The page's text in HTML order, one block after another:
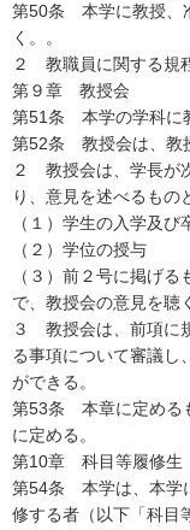
第50条 本学に教授、
く。。
２ 教職員に関する規
第９章 教授会
第51条 本学の学科に
第52条 教授会は、教
２ 教授会は、学長が
り、意見を述べるもの
（１）学生の入学及び
（２）学位の授与
（３）前２号に掲げ
で、教授会の意見を聴
３ 教授会は、前項に
る事項について審議し
ができる。
第53条 本章に定める
に定める。
第10章 科目等履修生
第54条 本学は、本学
修する者（以下「科目